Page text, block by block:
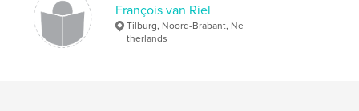
François van Riel
Tilburg, Noord-Brabant, Ne
therlands